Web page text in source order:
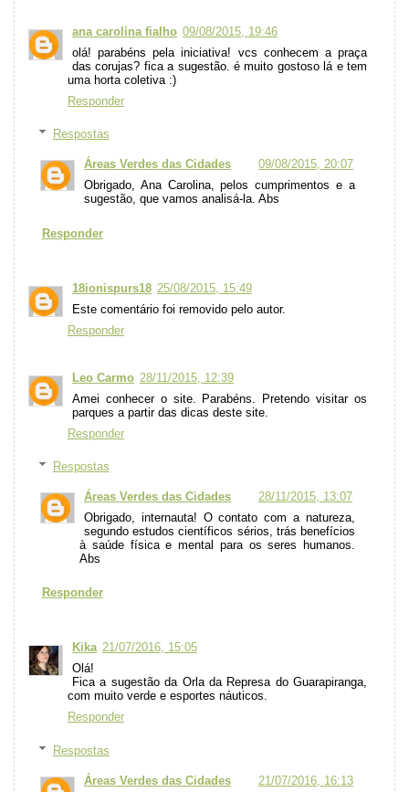
ana carolina fialho 09/08/2015, 19:46
olá! parabéns pela iniciativa! vcs conhecem a praça
das corujas? fica a sugestão. é muito gostoso lá e tem
uma horta coletiva :)
Responder
Respostas
Áreas Verdes das Cidades
09/08/2015, 20:07
Obrigado, Ana Carolina, pelos cumprimentos e a
sugestão, que vamos analisá-la. Abs
Responder
18ionispurs18 25/08/2015, 15:49
Este comentário foi removido pelo autor.
Responder
Leo Carmo 28/11/2015, 12:39
Amei conhecer o site. Parabéns. Pretendo visitar os
parques a partir das dicas deste site.
Responder
Respostas
Áreas Verdes das Cidades
28/11/2015, 13:07
Obrigado, internauta! O contato com a natureza,
segundo estudos científicos sérios, trás benefícios
à saúde física e mental para os seres humanos.
Abs
Responder
Kika 21/07/2016, 15:05
Olá!
Fica a sugestão da Orla da Represa do Guarapiranga,
com muito verde e esportes náuticos.
Responder
Respostas
Áreas Verdes das Cidades 21/07/2016, 16:13